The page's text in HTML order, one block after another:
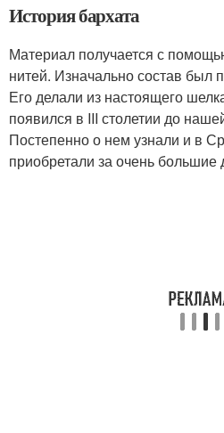
История бархата
Материал получается с
нитей. Изначально состав был
Его делали из настоящего
появился в III столетии до
Постепенно о нем узнали и в
приобретали за очень большие